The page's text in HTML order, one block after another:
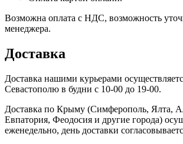
Возможна оплата с НДС, возможность
менеджера.
Доставка
Доставка нашими курьерами
Севастополю в будни с 10-00 до 19-00.
Доставка по Крыму (Симферополь, Ялта,
Евпатория, Феодосия и другие города)
еженедельно, день доставки